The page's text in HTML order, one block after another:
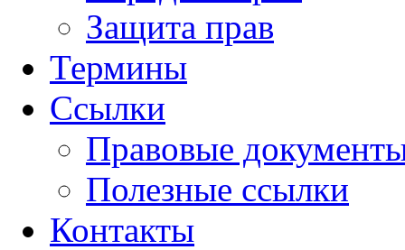
Защита прав
Термины
Cсылки
Правовые
Полезные ссылки
Контакты